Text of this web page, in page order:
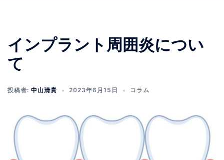
インプラント周囲炎につい
て
投稿者: 中山清貴 2023年6月15日 コラム